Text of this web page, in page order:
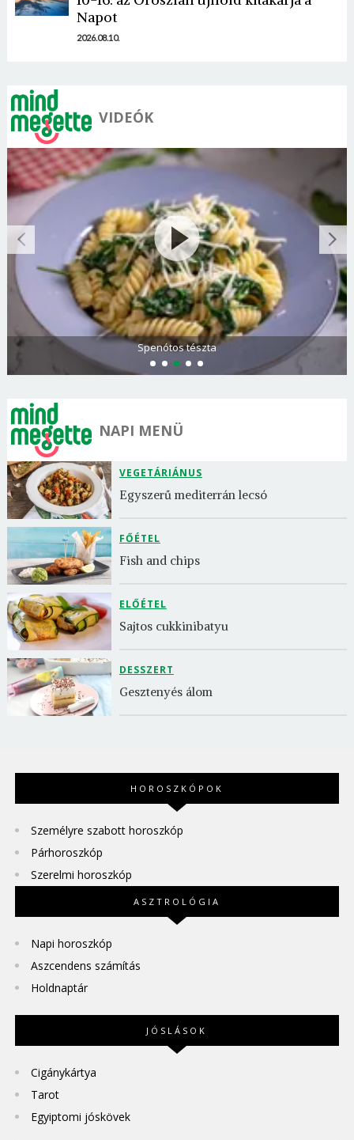
Napot
2026.08.10.
VIDEÓK
Spenótos tészta
NAPI MENÜ
VEGETÁRIÁNUS
Egyszerű mediterrán lecsó
FŐÉTEL
Fish and chips
ELŐÉTEL
Sajtos cukkinibatyu
DESSZERT
Gesztenyés álom
HOROSZKÓPOK
Személyre szabott horoszkóp
Párhoroszkóp
Szerelmi horoszkóp
ASZTROLÓGIA
Napi horoszkóp
Aszcendens számítás
Holdnaptár
JÓSLÁSOK
Cigánykártya
Tarot
Egyiptomi jóskövek